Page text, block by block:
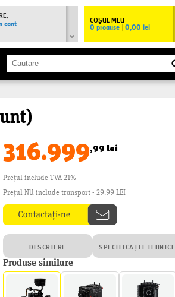
COŞUL MEU
0 produse|0,00 lei
cont
316.999,99 lei
Prețul include TVA 21%
Prețul NU include transport - 29.99 LEI
DESCRIERE SPECIFICAȚII TEHNICE
Produse similare